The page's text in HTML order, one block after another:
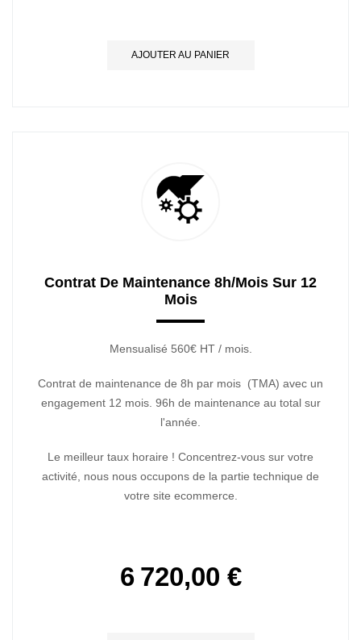
AJOUTER AU PANIER
Contrat De Maintenance 8h/mois Sur 12
Mois
Mensualisé 560€ HT / mois.
Contrat de maintenance de 8h par mois (TMA) avec un
engagement 12 mois. 96h de maintenance au total sur
l'année.
Le meilleur taux horaire ! Concentrez-vous sur votre
activité, nous nous occupons de la partie technique de
votre site ecommerce.
6 720,00 €